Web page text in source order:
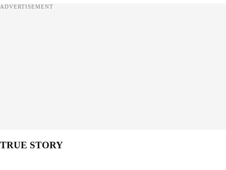
ADVERTISEMENT
TRUE STORY